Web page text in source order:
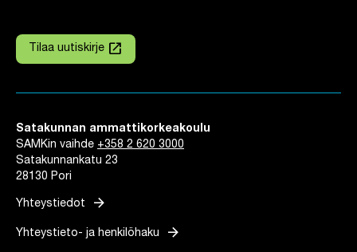
Tilaa uutiskirje
Linkki avautuu uuteen välilehteen
launch
Satakunnan ammattikorkeakoulu
SAMKin vaihde +358 2 620 3000
Satakunnankatu 23
28130 Pori
Yhteystiedot arrow_forward
Yhteystieto- ja henkilöhaku arrow_forward